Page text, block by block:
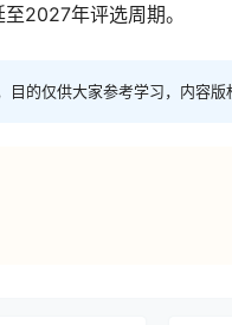
2027年评选周期。
的仅供大家参考学习，内容版